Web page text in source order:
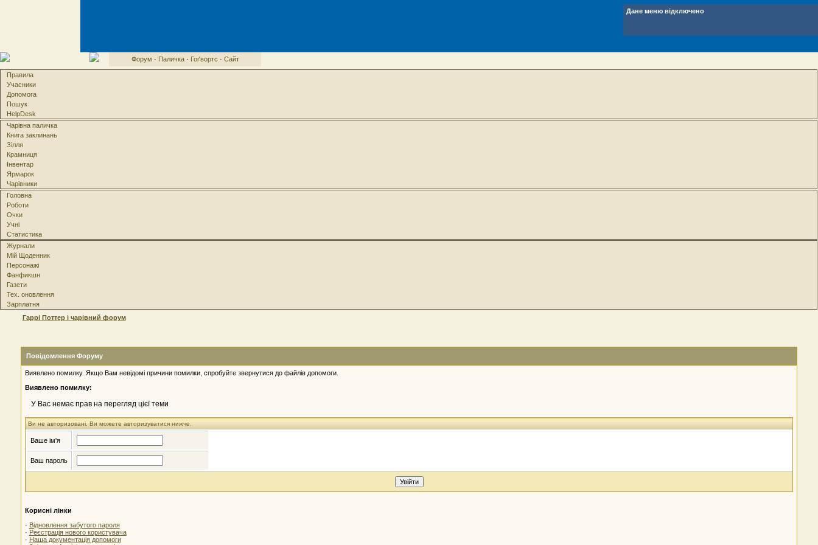
Дане меню відключено
Форум · Паличка· Гоґвортс · Сайт
Правила
Учасники
Допомога
Пошук
HelpDesk
Чарівна паличка
Книга заклинань
Зілля
Крамниця
Інвентар
Ярмарок
Чарівники
Головна
Роботи
Очки
Учні
Статистика
Журнали
Мій Щоденник
Персонажі
Фанфикшн
Газети
Тех. оновлення
Зарплатня
Гаррі Поттер і чарівний форум
Повідомлення Форуму
Виявлено помилку. Якщо Вам невідомі причини помилки, спробуйте звернутися до файлів допомоги.
Виявлено помилку:
У Вас немає прав на перегляд цієї теми
Ви не авторизовані. Ви можете авторизуватися нижче.
Ваше ім'я
Ваш пароль
Корисні лінки
· Відновлення забутого пароля
· Реєстрація нового користувача
· Наша документація допомоги